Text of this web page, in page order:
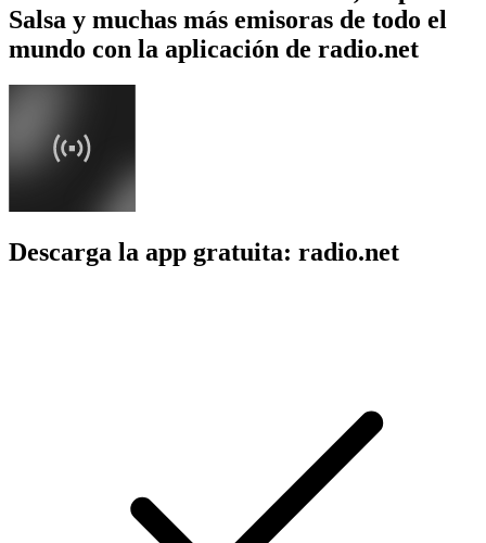
Salsa y muchas más emisoras de todo el
mundo con la aplicación de radio.net
Descarga la app gratuita: radio.net